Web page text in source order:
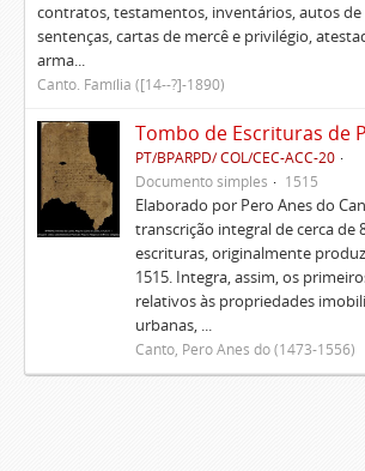
contratos, testamentos, inventários, autos
sentenças, cartas de mercê e privilégio,
arma...
Canto. Família ([14--?]-1890)
PT/BPARPD/ COL/CEC-ACC-20
Documento simples
1515
Elaborado por Pero Anes do
transcrição integral de cerca de
escrituras, originalmente
1515. Integra, assim, os
relativos às propriedades
urbanas, ...
Canto, Pero Anes do (1473-1556)